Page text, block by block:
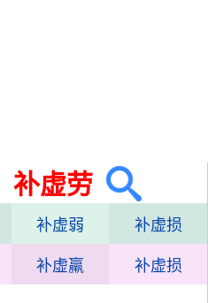
补虚劳
补虚弱 补虚损
补虚羸 补虚损